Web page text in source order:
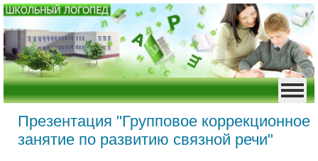
Презентация "Групповое коррекционное
занятие по развитию связной речи"